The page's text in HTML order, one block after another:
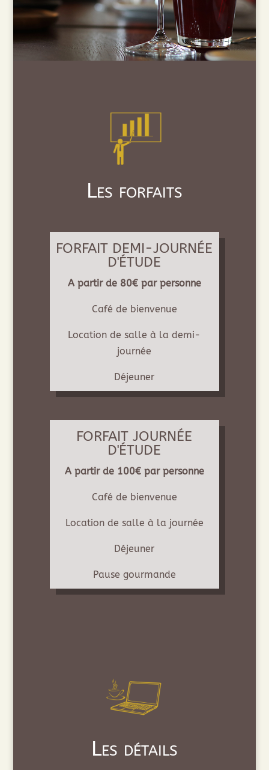
Les forfaits
FORFAIT DEMI-JOURNÉE
D'ÉTUDE
A partir de 80€ par personne
Café de bienvenue
Location de salle à la demi-
journée
Déjeuner
FORFAIT JOURNÉE
D'ÉTUDE
A partir de 100€ par personne
Café de bienvenue
Location de salle à la journée
Déjeuner
Pause gourmande
Les détails